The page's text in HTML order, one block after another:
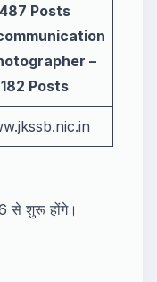
487 Posts
–
182 Posts
से शुरू होंगे।